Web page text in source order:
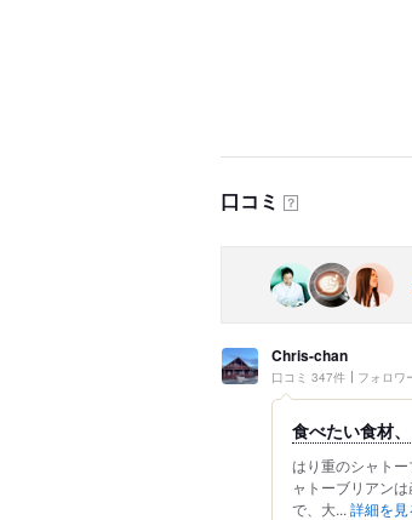
口コミ ？
Chris-chan
口コミ 347件 フォロワ
食べたい食材、
はり重のシャト
ャトーブリアン
で、大... 詳細を見